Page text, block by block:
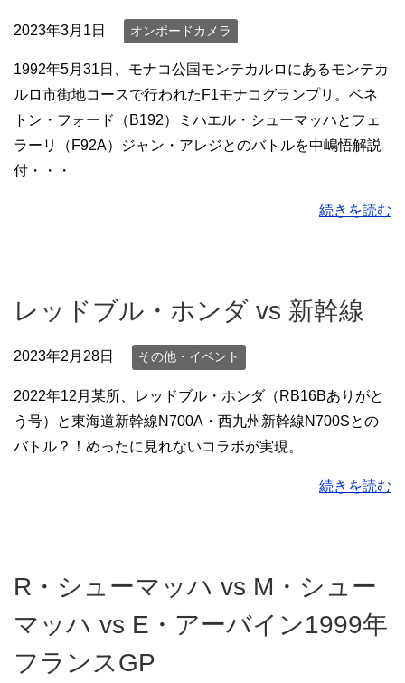
2023年3月1日 オンボードカメラ
1992年5月31日、モナコ公国モンテカルロにあるモンテカ
ルロ市街地コースで行われたF1モナコグランプリ。ベネ
トン・フォード（B192）ミハエル・シューマッハとフェ
ラーリ（F92A）ジャン・アレジとのバトルを中嶋悟解説
付・・・
続きを読む
レッドブル・ホンダ vs 新幹線
2023年2月28日 その他・イベント
2022年12月某所、レッドブル・ホンダ（RB16Bありがと
う号）と東海道新幹線N700A・西九州新幹線N700Sとの
バトル？！めったに見れないコラボが実現。
続きを読む
R・シューマッハ vs M・シュー
マッハ vs E・アーバイン1999年
フランスGP